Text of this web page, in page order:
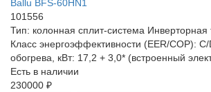
Ballu BFS-60HN1
101556
Тип: колонная сплит-система Инверторная
Класс энергоэффективности (EER/COP): C/
обогрева, кВт: 17,2 + 3,0* (встроенный
Есть в наличии
230000 ₽